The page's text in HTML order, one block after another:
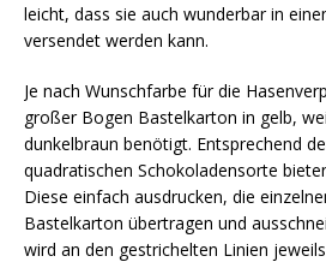
leicht, dass sie auch wunderbar in
versendet werden kann.
Je nach Wunschfarbe für die
großer Bogen Bastelkarton in gelb,
dunkelbraun benötigt. Entsprechend
quadratischen Schokoladensorte
Diese einfach ausdrucken, die
Bastelkarton übertragen und
wird an den gestrichelten Linien